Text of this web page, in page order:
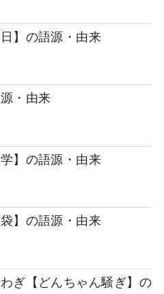
】の語源・由来
・由来
】の語源・由来
】の語源・由来
ぎ【どんちゃん騒ぎ】の